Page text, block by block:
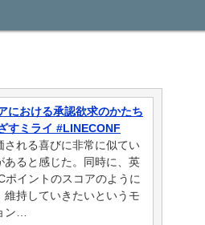
における承認欲求のかたち
すミライ #LINECONF
される喜びに非常に似てい
あると感じた。同時に、英
ポイントのスコアのように
維持していきたいというモ
ン…